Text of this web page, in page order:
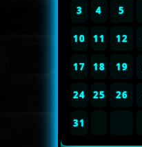
3 4 5
10 11 12
17 18 19
24 25 26
31